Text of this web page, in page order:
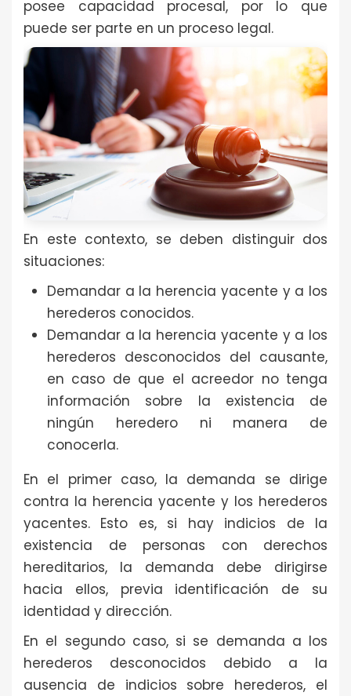
posee capacidad procesal, por lo que
puede ser parte en un proceso legal.
En este contexto, se deben distinguir dos
situaciones:
Demandar a la herencia yacente y a los
herederos conocidos.
Demandar a la herencia yacente y a los
herederos desconocidos del causante,
en caso de que el acreedor no tenga
información sobre la existencia de
ningún heredero ni manera de
conocerla.
En el primer caso, la demanda se dirige
contra la herencia yacente y los herederos
yacentes. Esto es, si hay indicios de la
existencia de personas con derechos
hereditarios, la demanda debe dirigirse
hacia ellos, previa identificación de su
identidad y dirección.
En el segundo caso, si se demanda a los
herederos desconocidos debido a la
ausencia de indicios sobre herederos, el